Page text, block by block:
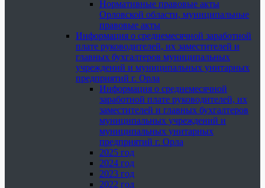
Нормативные правовые акты
Орловской области, муниципальные
правовые акты
Информация о среднемесячной заработной
плате руководителей, их заместителей и
главных бухгалтеров муниципальных
учреждений и муниципальных унитарных
предприятий г. Орла
Информация о среднемесячной
заработной плате руководителей, их
заместителей и главных бухгалтеров
муниципальных учреждений и
муниципальных унитарных
предприятий г. Орла
2025 год
2024 год
2023 год
2022 год